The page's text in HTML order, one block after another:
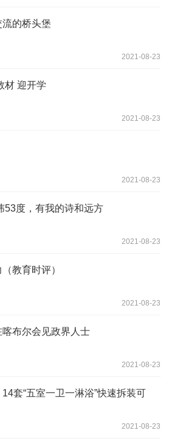
的桥头堡
2021-08-23
材 迎开学
2021-08-23
2021-08-23
53度，有我的诗和远方
2021-08-23
教育时评）
2021-08-23
布尔会见政界人士
2021-08-23
套“五室一卫一淋浴”快速拆装可
2021-08-23